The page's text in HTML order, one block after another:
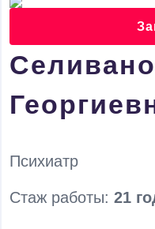
Психиатр
Стаж работы: 21